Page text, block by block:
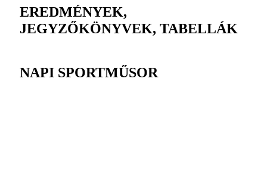
EREDMÉNYEK,
JEGYZŐKÖNYVEK, TABELLÁK
NAPI SPORTMŰSOR